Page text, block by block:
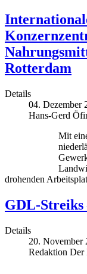
Rotterdam
Details
04. Dezember
Hans-Gerd
Mit
drohenden
GDL-Streiks
Details
20. November
Redaktion Der